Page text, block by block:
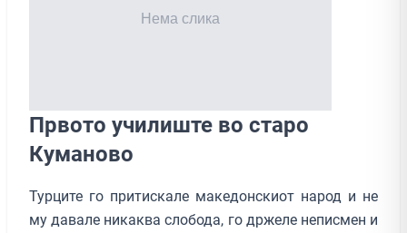
Првото училиште во старо
Куманово
Турците го притискале македонскиот народ и не
му давале никаква слобода, го држеле неписмен и